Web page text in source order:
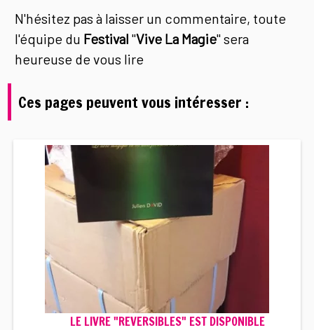
N'hésitez pas à laisser un commentaire, toute
l'équipe du Festival "Vive La Magie" sera
heureuse de vous lire
Ces pages peuvent vous intéresser :
LE LIVRE "REVERSIBLES" EST DISPONIBLE